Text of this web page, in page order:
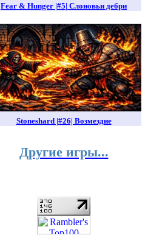
Fear & Hunger |#5| Слоновьи дебри
Stoneshard |#26| Возмездие
Другие игры...